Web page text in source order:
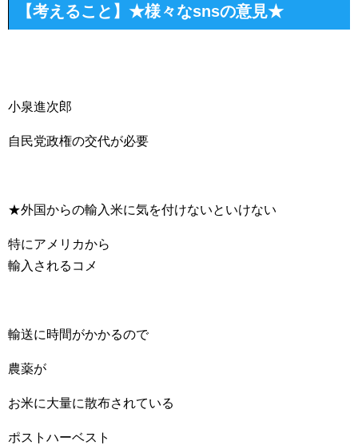
【考えること】★様々なsnsの意見★
小泉進次郎
自民党政権の交代が必要
★外国からの輸入米に気を付けないといけない
特にアメリカから
輸入されるコメ
輸送に時間がかかるので
農薬が
お米に大量に散布されている
ポストハーベスト